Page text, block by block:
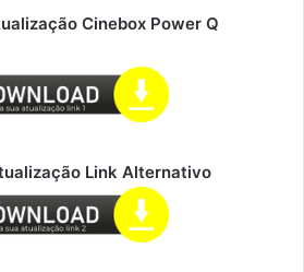
Cinebox Power Q
Link Alternativo